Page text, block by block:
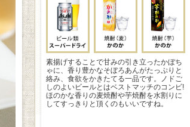
素揚げすることで甘みの引き立ったかぼち
ゃに、香り豊かなそぼろあんがたっぷりと
絡み、食欲をかきたてる一品です。ノドご
しのよいビールとはベストマッチのコンビ!
ほのかな香りの麦焼酎や芋焼酎を水割りに
してすっきりと頂くのもいいですね。